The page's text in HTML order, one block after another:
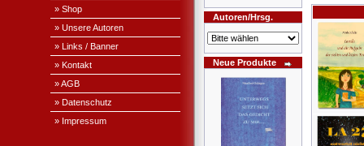
» Shop
» Unsere Autoren
» Links / Banner
» Kontakt
» AGB
» Datenschutz
» Impressum
Autoren/Hrsg.
Neue Produkte